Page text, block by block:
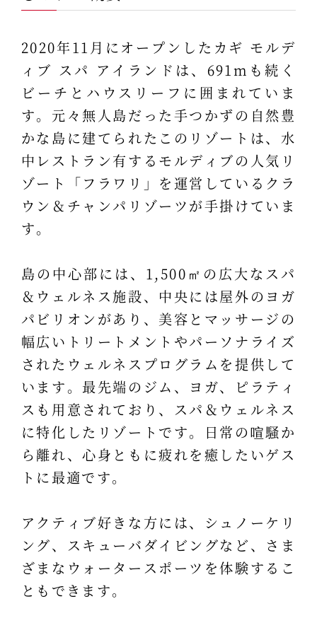
2020年11月にオープンしたカギ モルデ
ィブ スパ アイランドは、691mも続く
ビーチとハウスリーフに囲まれていま
す。元々無人島だった手つかずの自然豊
かな島に建てられたこのリゾートは、水
中レストラン有するモルディブの人気リ
ゾート「フラワリ」を運営しているクラ
ウン＆チャンパリゾーツが手掛けていま
す。
島の中心部には、1,500㎡の広大なスパ
＆ウェルネス施設、中央には屋外のヨガ
パビリオンがあり、美容とマッサージの
幅広いトリートメントやパーソナライズ
されたウェルネスプログラムを提供して
います。最先端のジム、ヨガ、ピラティ
スも用意されており、スパ＆ウェルネス
に特化したリゾートです。日常の喧騒か
ら離れ、心身ともに疲れを癒したいゲス
トに最適です。
アクティブ好きな方には、シュノーケリ
ング、スキューバダイビングなど、さま
ざまなウォータースポーツを体験するこ
ともできます。